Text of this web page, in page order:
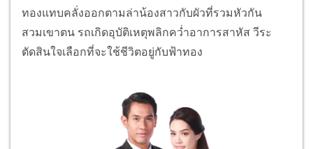
ทองแทบคลั่งออกตามล่าน้องสาวกับผัวที่รวมหัวกัน
สวมเขาตน รถเกิดอุบัติเหตุพลิกคว่ำอาการสาหัส วีระ
ตัดสินใจเลือกที่จะใช้ชีวิตอยู่กับฟ้าทอง